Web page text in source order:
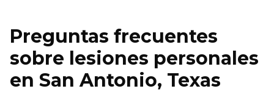
Preguntas frecuentes
sobre lesiones personales
en San Antonio, Texas